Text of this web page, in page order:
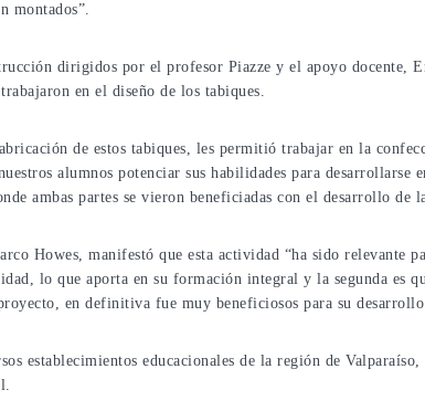
montados”.
dirigidos por el profesor Piazze y el apoyo docente,
en el diseño de los tabiques.
de estos tabiques, les permitió trabajar en la
alumnos potenciar sus habilidades para
ambas partes se vieron beneficiadas con el desarrollo de
Howes, manifestó que esta actividad “ha sido relevante
lo que aporta en su formación integral y la segunda es
en definitiva fue muy beneficiosos para su
establecimientos educacionales de la región de